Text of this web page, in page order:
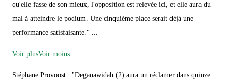
qu'elle fasse de son mieux, l'opposition est relevée ici, et elle aura du
mal à atteindre le podium. Une cinquième place serait déjà une
performance satisfaisante." ...
Voir plusVoir moins
Stéphane Provoost : "Deganawidah (2) aura un réclamer dans quinze